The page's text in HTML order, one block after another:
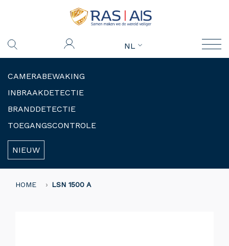
NL
CAMERABEWAKING
INBRAAKDETECTIE
BRANDDETECTIE
TOEGANGSCONTROLE
NIEUW
HOME LSN 1500 A